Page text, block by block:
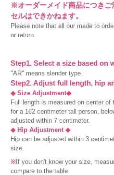
※オーダーメイド商品につきご
セルはできかねます。
Please note that all our made to
or return.
Step1. Select a size based on
"AR" means slender type.
Step2. Adjust full length, hip
◆ Size Adjustment◆
Full length is measured on center
for a 162 centimeter tall person,
adjusted within 7 centimeter.
◆ Hip Adjustment ◆
Hip can be adjusted within 3
size.
※ If you don't know your size,
compare to the table.